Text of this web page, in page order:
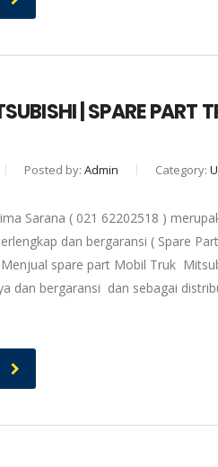
| SPARE PART
Posted by: Admin Category:
Sarana ( 021 62202518 )
dan bergaransi ( Spare
spare part Mobil Truk
dan bergaransi dan sebagai